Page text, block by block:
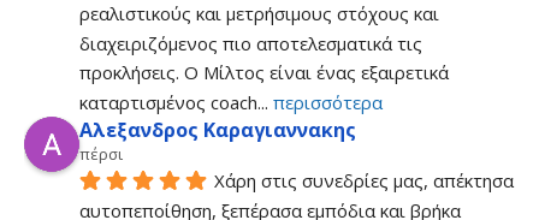
ρεαλιστικούς και μετρήσιμους στόχους και
διαχειριζόμενος πιο αποτελεσματικά τις
προκλήσεις. Ο Μίλτος είναι ένας εξαιρετικά
καταρτισμένος coach... περισσότερα
Αλεξανδρος Καραγιαννακης
πέρσι
Χάρη στις συνεδρίες μας, απέκτησα
αυτοπεποίθηση, ξεπέρασα εμπόδια και βρήκα